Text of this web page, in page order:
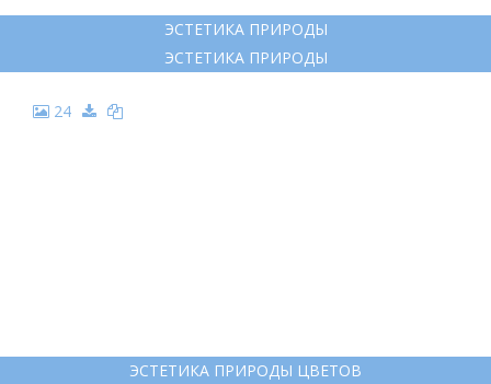
ЭСТЕТИКА ПРИРОДЫ
ЭСТЕТИКА ПРИРОДЫ
24
ЭСТЕТИКА ПРИРОДЫ ЦВЕТОВ